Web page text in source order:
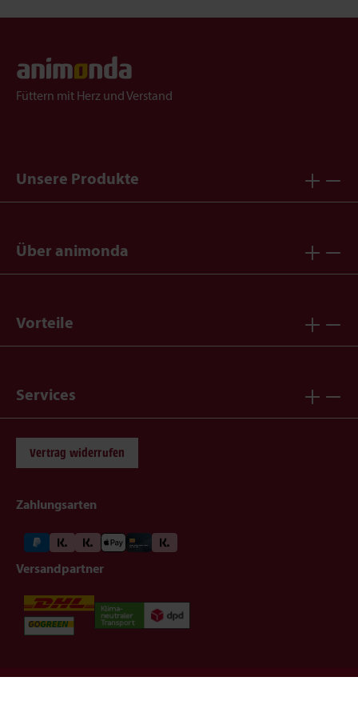
Füttern mit Herz und Verstand
Unsere Produkte
Über animonda
Vorteile
Services
Vertrag widerrufen
Zahlungsarten
Versandpartner